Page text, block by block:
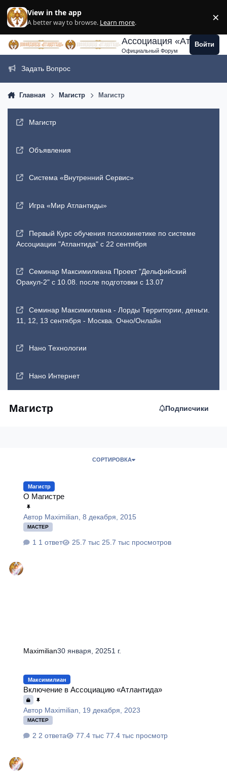
View in the app
A better way to browse. Learn more. ×
Ассоциация
Официальный Форум
Войти
Задать Вопрос
Главная Магистр Магистр
Магистр
Объявления
Система «Внутренний Сервис»
Игра «Мир Атлантиды»
Первый Курс обучения психокинетике по системе
Ассоциации "Атлантида" с 22 сентября
Семинар Максимилиана Проект "Дельфийский
Оракул-2" с 10.08. после подготовки с 13.07
Семинар Максимилиана - Лорды Территории, деньги.
11, 12, 13 сентября - Москва. Очно/Онлайн
Нано Технологии
Нано Интернет
Магистр Подписчики
СОРТИРОВКА
Магистр
О Магистре
Автор Maximilian ,8 декабря, 2015
МАСТЕР
1 ответ 25.7 тыс просмотров
Maximilian30 января, 20251 г.
Максимилиан
Включение в Ассоциацию «Атлантида»
Автор Maximilian 19 декабря, 2023
МАСТЕР
2 ответа 77.4 тыс просмотр